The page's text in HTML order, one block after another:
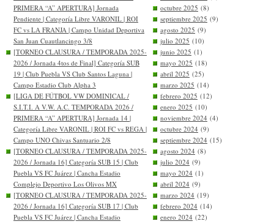
PRIMERA “A” APERTURA] Jornada
Pendiente | Categoría Libre VARONIL | ROI
FC vs LA FRANJA | Campo Unidad Deportiva
San Juan Cuautlancingo 3/8
[TORNEO CLAUSURA / TEMPORADA 2025-
2026 / Jornada 4tos de Final] Categoría SUB
19 | Club Puebla VS Club Santos Laguna |
Campo Estadio Club Alpha 3
[LIGA DE FÚTBOL VW DOMINICAL /
S.I.T.I. A V.W. A.C. TEMPORADA 2026 /
PRIMERA “A” APERTURA] Jornada 14 |
Categoría Libre VARONIL | ROI FC vs REGA |
Campo UNO Chivas Santuario 2/8
[TORNEO CLAUSURA / TEMPORADA 2025-
2026 / Jornada 16] Categoría SUB 15 | Club
Puebla VS FC Juárez | Cancha Estadio
Complejo Deportivo Los Olivos MX
[TORNEO CLAUSURA / TEMPORADA 2025-
2026 / Jornada 16] Categoría SUB 17 | Club
Puebla VS FC Juárez | Cancha Estadio
octubre 2025 (8)
septiembre 2025 (9)
agosto 2025 (9)
julio 2025 (10)
junio 2025 (1)
mayo 2025 (18)
abril 2025 (25)
marzo 2025 (14)
febrero 2025 (12)
enero 2025 (10)
noviembre 2024 (4)
octubre 2024 (9)
septiembre 2024 (15)
agosto 2024 (8)
julio 2024 (9)
mayo 2024 (1)
abril 2024 (9)
marzo 2024 (19)
febrero 2024 (14)
enero 2024 (22)